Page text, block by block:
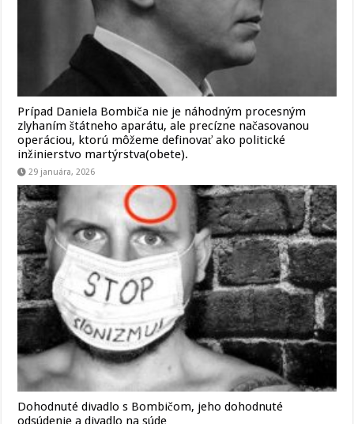
Prípad Daniela Bombiča nie je náhodným procesným
zlyhaním štátneho aparátu, ale precízne načasovanou
operáciou, ktorú môžeme definovať ako politické
inžinierstvo martýrstva(obete).
29 januára, 2026
Dohodnuté divadlo s Bombičom, jeho dohodnuté
odsúdenie a divadlo na súde